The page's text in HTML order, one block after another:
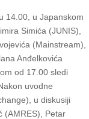
14.00, u Japanskom
Simića (JUNIS),
(Mainstream),
Anđelkovića
od 17.00 sledi
uvodne
u diskusiji
(AMRES), Petar